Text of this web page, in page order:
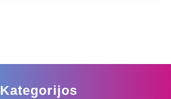
Kategorijos